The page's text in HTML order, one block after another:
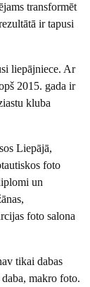
transformēt
ir tapusi
liepājniece. Ar
2015. gada ir
kluba
Liepājā,
foto
un
foto salona
tikai dabas
makro foto.